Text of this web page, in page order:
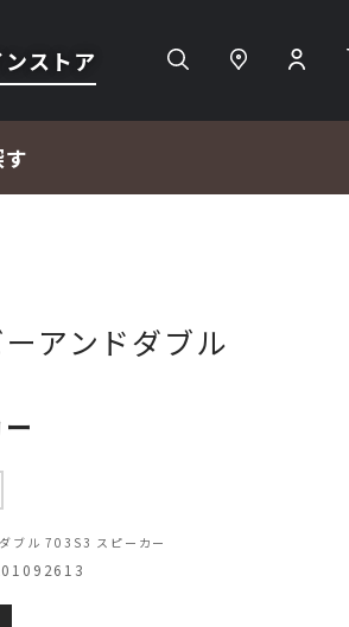
ストア
アンドダブル
ブル 703S3 スピーカー